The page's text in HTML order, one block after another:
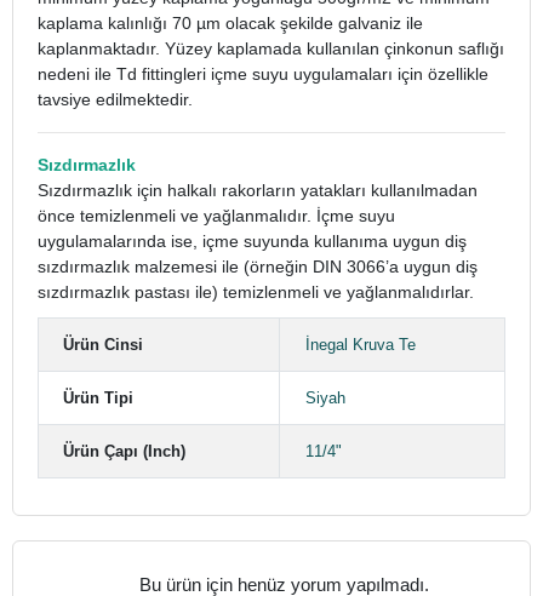
kaplama kalınlığı 70 µm olacak şekilde galvaniz ile
kaplanmaktadır. Yüzey kaplamada kullanılan çinkonun saflığı
nedeni ile Td fittingleri içme suyu uygulamaları için özellikle
tavsiye edilmektedir.
Sızdırmazlık
Sızdırmazlık için halkalı rakorların yatakları kullanılmadan
önce temizlenmeli ve yağlanmalıdır. İçme suyu
uygulamalarında ise, içme suyunda kullanıma uygun diş
sızdırmazlık malzemesi ile (örneğin DIN 3066’a uygun diş
sızdırmazlık pastası ile) temizlenmeli ve yağlanmalıdırlar.
Ürün Cinsi İnegal Kruva Te
Ürün Tipi Siyah
Ürün Çapı (Inch) 11/4"
Bu ürün için henüz yorum yapılmadı.